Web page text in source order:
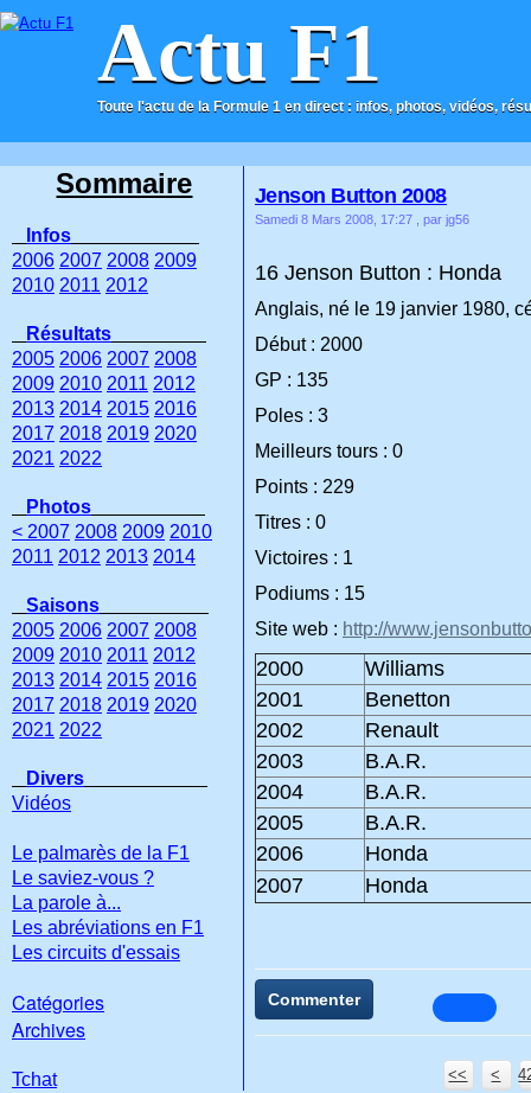
Actu F1
Toute l'actu de la Formule 1 en direct : infos, photos, vidéos,
ACCUEIL CONTACT
Jenson Button 2008
Samedi 8 Mars 2008, 17:27 , par jg56
16 Jenson Button : Honda
Anglais, né le 19 janvier 1980,
Début : 2000
GP : 135
Poles : 3
Meilleurs tours : 0
Points : 229
Titres : 0
Victoires : 1
Podiums : 15
Site web : http://
2000
Williams
2001
Benetton
2002
Renault
2003
B.A.R.
2004
B.A.R.
2005
B.A.R.
2006
Honda
2007
Honda
Commenter
<< <
Sommaire
Infos
2006 2007 2008 2009
2010 2011 2012
Résultats
2005 2006 2007 2008
2009 2010 2011 2012
2013 2014 2015 2016
2017 2018 2019 2020
2021 2022
Photos
< 2007 2008 2009 2010
2011 2012 2013 2014
Saisons
2005 2006 2007 2008
2009 2010 2011 2012
2013 2014 2015 2016
2017 2018 2019 2020
2021 2022
Divers
Vidéos
Le palmarès de la F1
Le saviez-vous ?
La parole à...
Les abréviations en F1
Les circuits d'essais
Catégories
Archives
Tchat